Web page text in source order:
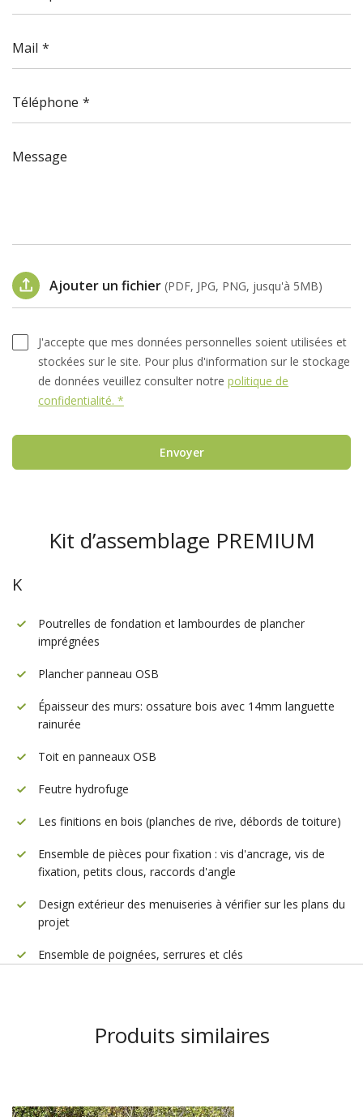
Mail
Téléphone
Message
Ajouter un fichier (PDF, JPG, PNG, jusqu'à 5MB)
J'accepte que mes données personnelles soient utilisées et
stockées sur le site. Pour plus d'information sur le stockage
de données veuillez consulter notre politique de
confidentialité. *
Envoyer
Kit d’assemblage PREMIUM
K
Poutrelles de fondation et lambourdes de plancher
imprégnées
Plancher panneau OSB
Épaisseur des murs: ossature bois avec 14mm languette
rainurée
Toit en panneaux OSB
Feutre hydrofuge
Les finitions en bois (planches de rive, débords de toiture)
Ensemble de pièces pour fixation : vis d'ancrage, vis de
fixation, petits clous, raccords d'angle
Design extérieur des menuiseries à vérifier sur les plans du
projet
Ensemble de poignées, serrures et clés
Produits similaires